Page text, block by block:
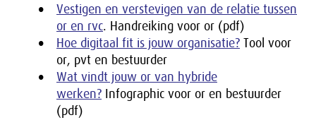
Vestigen en verstevigen van de relatie tussen
or en rvc. Handreiking voor or (pdf)
Hoe digitaal fit is jouw organisatie? Tool voor
or, pvt en bestuurder
Wat vindt jouw or van hybride
werken? Infographic voor or en bestuurder
(pdf)